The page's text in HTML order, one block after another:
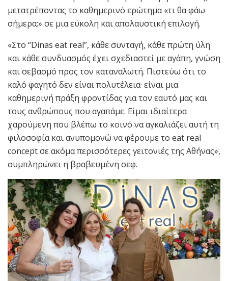
μετατρέποντας το καθημερινό ερώτημα «τι θα φάω
σήμερα;» σε μια εύκολη και απολαυστική επιλογή.
«Στο “Dinas eat real”, κάθε συνταγή, κάθε πρώτη ύλη
και κάθε συνδυασμός έχει σχεδιαστεί με αγάπη, γνώση
και σεβασμό προς τον καταναλωτή. Πιστεύω ότι το
καλό φαγητό δεν είναι πολυτέλεια· είναι μια
καθημερινή πράξη φροντίδας για τον εαυτό μας και
τους ανθρώπους που αγαπάμε. Είμαι ιδιαίτερα
χαρούμενη που βλέπω το κοινό να αγκαλιάζει αυτή τη
φιλοσοφία και ανυπομονώ να φέρουμε το eat real
concept σε ακόμα περισσότερες γειτονιές της Αθήνας»,
συμπληρώνει η βραβευμένη σεφ.